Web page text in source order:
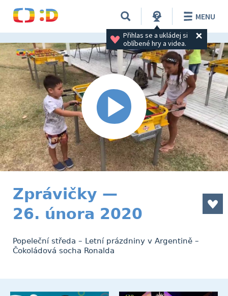
Přihlas se a ukládej si
oblíbené hry a videa.
MENU
Zprávičky —
26. února 2020
Popeleční středa – Letní prázdniny v Argentině –
Čokoládová socha Ronalda